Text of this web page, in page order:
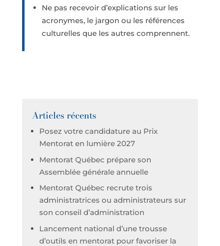
Ne pas recevoir d’explications sur les
acronymes, le jargon ou les références
culturelles que les autres comprennent.
Articles récents
Posez votre candidature au Prix
Mentorat en lumière 2027
Mentorat Québec prépare son
Assemblée générale annuelle
Mentorat Québec recrute trois
administratrices ou administrateurs sur
son conseil d’administration
Lancement national d’une trousse
d’outils en mentorat pour favoriser la